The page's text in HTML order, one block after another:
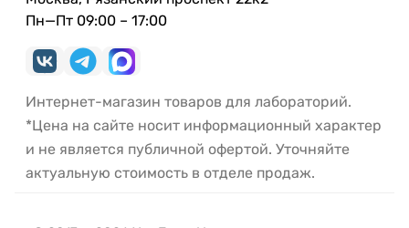
Пн—Пт 09:00 – 17:00
Интернет-магазин товаров для лабораторий.
*Цена на сайте носит информационный характер
и не является публичной офертой. Уточняйте
актуальную стоимость в отделе продаж.